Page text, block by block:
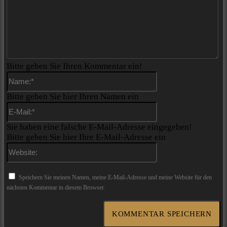
Bitte geben Sie Ihren Kommentar ein!
Bitte geben Sie hier Ihren Namen ein
Sie haben eine falsche E-Mail-Adresse eingegeben!
Bitte geben Sie hier Ihre E-Mail-Adresse ein
Speichern Sie meinen Namen, meine E-Mail-Adresse und meine Website für den
nächsten Kommentar in diesem Browser.